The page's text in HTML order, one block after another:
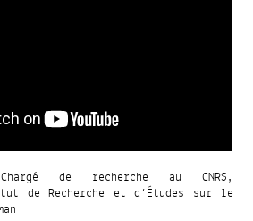
de recherche au CNRS,
de Recherche et d’Études sur le